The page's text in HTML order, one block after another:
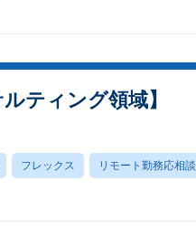
ティング領域】
フレックス リモート勤務応相談